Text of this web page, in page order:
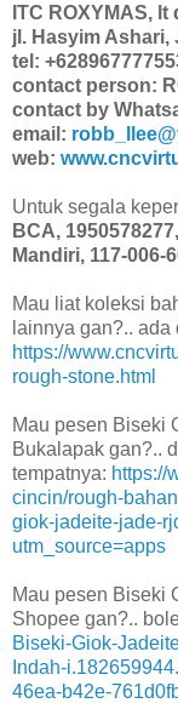
ITC ROXYMAS,
jl. Hasyim Ashari,
tel:
contact person:
contact by
email:
web:
Untuk segala
BCA,
Mandiri, 117-006-
Mau liat koleksi
lainnya gan?.. ada
https://
rough-stone.html
Mau pesen Biseki
Bukalapak gan?..
tempatnya: https://
cincin/rough-
giok-jadeite-jade-
utm_source=apps
Mau pesen Biseki
Shopee gan?..
Biseki-Giok-
Indah-
46ea-b42e-